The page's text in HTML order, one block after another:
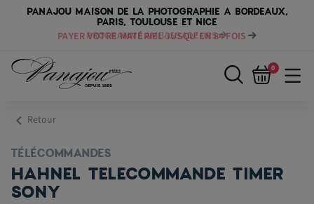
PANAJOU MAISON DE LA PHOTOGRAPHIE A BORDEAUX,
PARIS, TOULOUSE ET NICE
PAYER VOTRE MATÉRIEL JUSQU'EN 84 FOIS
0
chevron_left Retour
TÉLÉCOMMANDES
HAHNEL TELECOMMANDE TIMER
SONY